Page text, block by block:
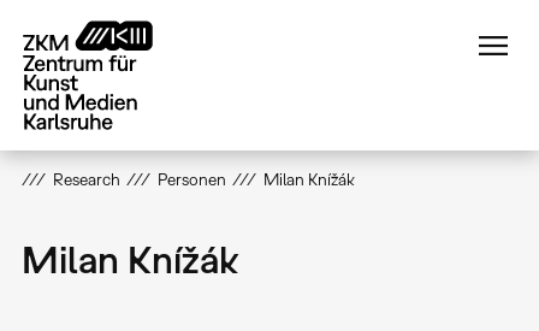
zum
Inhalt
Research Personen Milan Knížák
Milan Knížák